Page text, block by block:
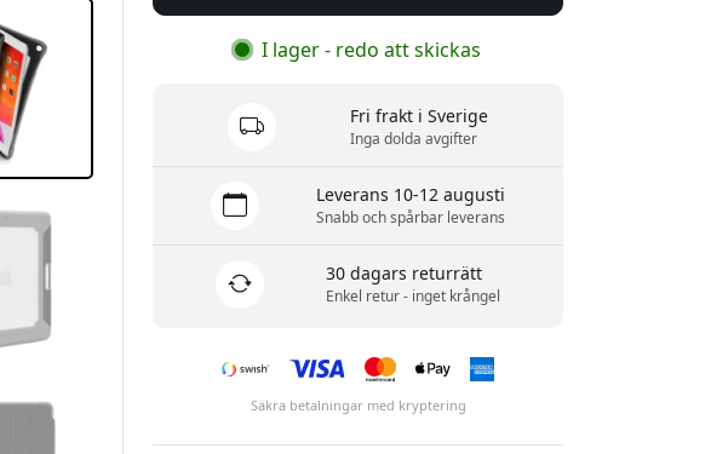
I lager - redo att skickas
Fri frakt i Sverige
Inga dolda avgifter
Leverans 10-12 augusti
Snabb och spårbar leverans
30 dagars returrätt
Enkel retur - inget krångel
Säkra betalningar med kryptering